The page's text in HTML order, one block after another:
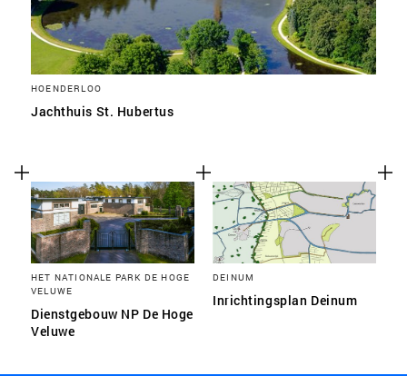
HOENDERLOO
Jachthuis St. Hubertus
HET NATIONALE PARK DE HOGE
VELUWE
Dienstgebouw NP De Hoge
Veluwe
DEINUM
Inrichtingsplan Deinum